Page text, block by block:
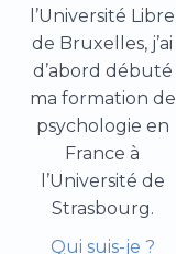
l’Université Libre
de Bruxelles, j’ai
d’abord débuté
ma formation de
psychologie en
France à
l’Université de
Strasbourg.
Qui suis-je ?